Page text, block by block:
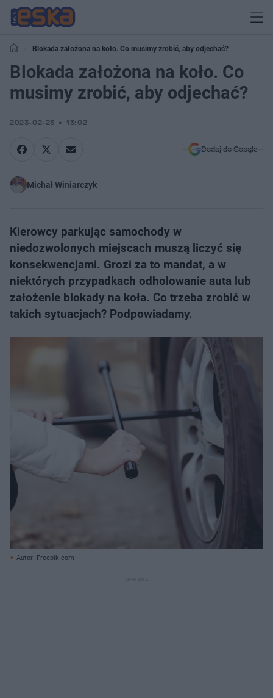
Blokada założona na koło. Co musimy zrobić, aby odjechać?
Blokada założona na koło. Co
musimy zrobić, aby odjechać?
2023-02-23 13:02
Dodaj do Google
Michał Winiarczyk
Kierowcy parkując samochody w
niedozwolonych miejscach muszą liczyć się
konsekwencjami. Grozi za to mandat, a w
niektórych przypadkach odholowanie auta lub
założenie blokady na koła. Co trzeba zrobić w
takich sytuacjach? Podpowiadamy.
Autor: Freepik.com